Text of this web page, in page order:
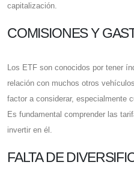
capitalización.
COMISIONES Y
Los ETF son conocidos por tener
relación con muchos otros
factor a considerar, especialmente
Es fundamental comprender las
invertir en él.
FALTA DE